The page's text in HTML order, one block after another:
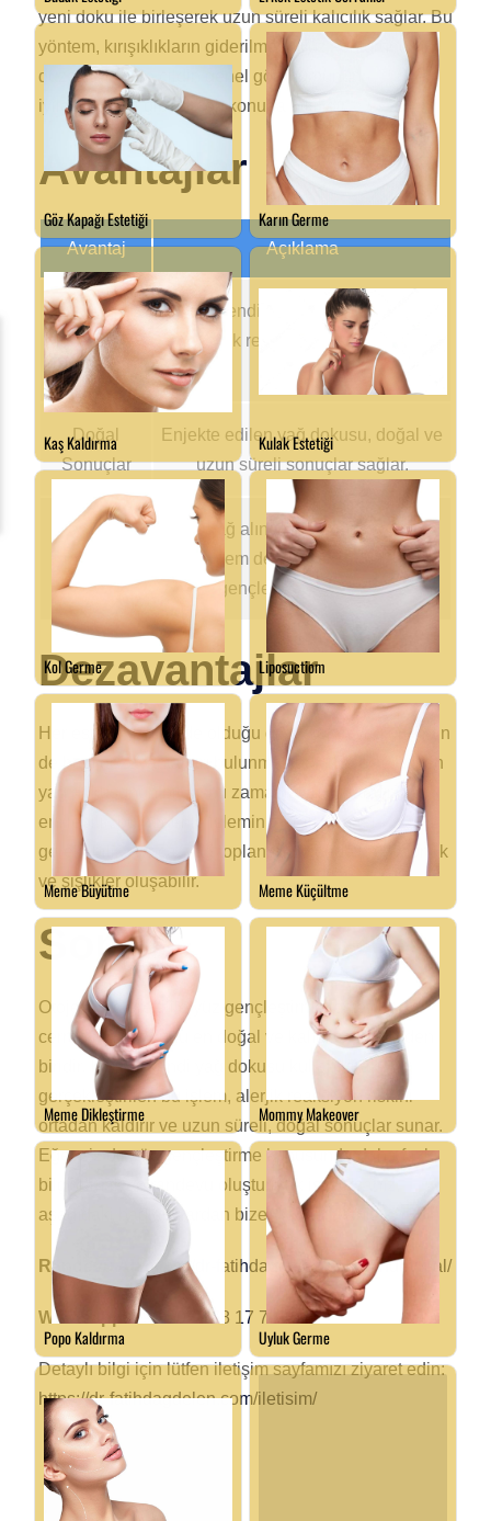
yeni doku ile birleşerek uzun süreli kalıcılık sağlar. Bu
yöntem, kırışıklıkların giderilmesi, yüz konturunun
düzeltilmesi ve cildin genel görünümünün
iyileştirilmesi gibi birçok konuda etkilidir.
Avantajlar
Avantaj Açıklama
Alerjik
Reaksiyon
Riski Yok
Kişinin kendi yağ dokusu kullanıldığı
için alerjik reaksiyon riski bulunmaz.
Doğal
Sonuçlar
Enjekte edilen yağ dokusu, doğal ve
uzun süreli sonuçlar sağlar.
Çift Yönlü
Faydalar
Hem yağ alınan bölgenin incelmesi
hem de yüz bölgesinin
gençleşmesi sağlanır.
Dezavantajlar
Her estetik yöntemde olduğu gibi, otojen yağ greftinin
de bazı dezavantajları bulunmaktadır. Enjekte edilen
yağ dokusunun bir kısmı zamanla vücut tarafından
emilebilir, bu nedenle işlemin tekrarlanması
gerekebilir. Ayrıca, yağ toplanan bölgede hafif morluk
ve şişlikler oluşabilir.
Sonuç
Otojen yağ grefti ile yüz gençleştirme, estetik
cerrahinin sunduğu en doğal ve kalıcı çözümlerden
biridir. Kişinin kendi yağ dokusu kullanılarak
gerçekleştirilen bu işlem, alerjik reaksiyon riskini
ortadan kaldırır ve uzun süreli, doğal sonuçlar sunar.
Eğer siz de yüz gençleştirme konusunda daha fazla
bilgi almak ve randevu oluşturmak istiyorsanız,
aşağıdaki bağlantılardan bize ulaşabilirsiniz.
Randevu Al: https://dr-fatihdagdelen.com/randevu-al/
Whatsapp: +90 507 178 17 79
Detaylı bilgi için lütfen iletişim sayfamızı ziyaret edin:
https://dr-fatihdagdelen.com/iletisim/